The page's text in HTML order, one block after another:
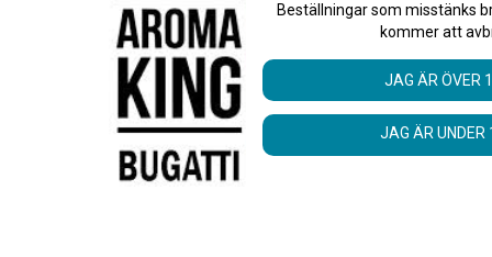
Beställningar som misstänks
kommer att
JAG ÄR ÖVER
JAG ÄR UNDER